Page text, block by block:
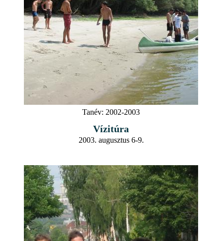
Tanév: 2002-2003
Vízitúra
2003. augusztus 6-9.